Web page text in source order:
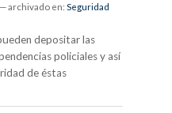
— archivado en: Seguridad
depositar las
policiales y así
de éstas